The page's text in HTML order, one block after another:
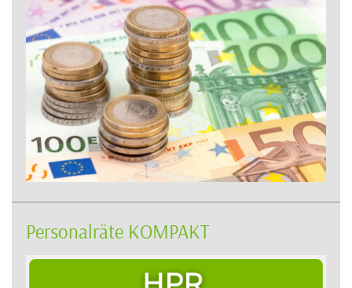
Personalräte KOMPAKT